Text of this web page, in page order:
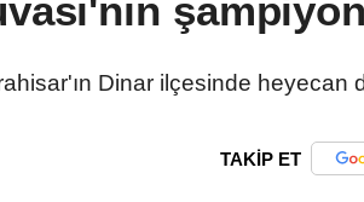
Dinar ilçesinde heyecan
TAKİP ET